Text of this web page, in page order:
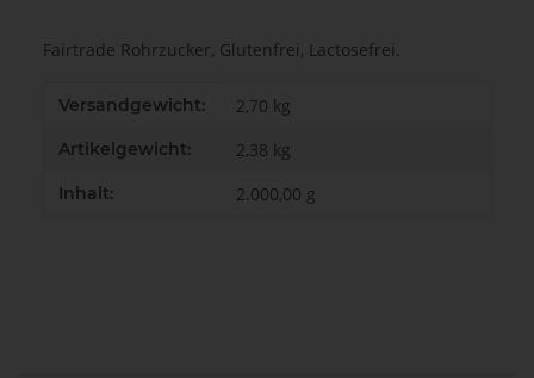
Fairtrade Rohrzucker, Glutenfrei, Lactosefrei.
Produkteigenschaft
Wert
Versandgewicht: 2,70 kg
Artikelgewicht: 2,38 kg
Inhalt: 2.000,00 g